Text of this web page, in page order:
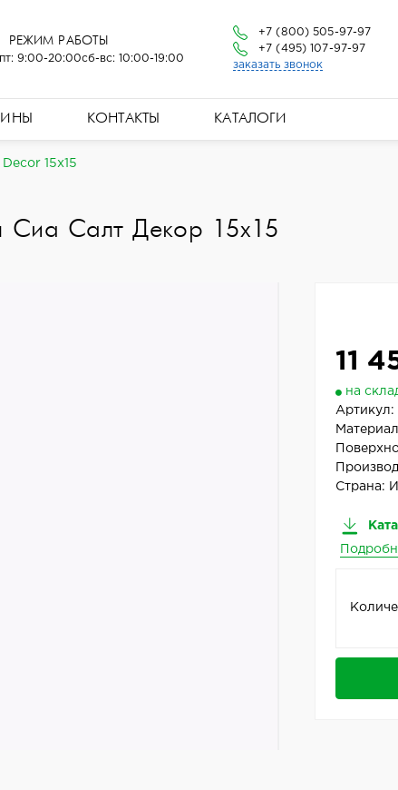
РЕЖИМ РАБОТЫ
9:00-20:00сб-вс: 10:00-19:00
+7 (800) 505-97-97
+7 (495) 107-97-97
заказать звонок
КОНТАКТЫ КАТАЛОГИ
15x15
Сиа Салт Декор 15x15
11
на
Артикул:
Страна: